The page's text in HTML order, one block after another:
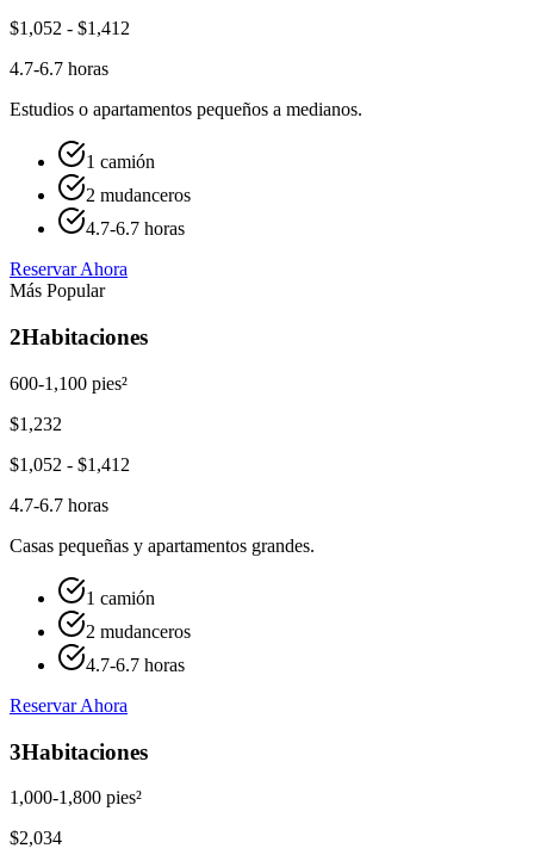
$1,052 - $1,412
4.7-6.7 horas
Estudios o apartamentos pequeños a medianos.
1 camión
2 mudanceros
4.7-6.7 horas
Reservar Ahora
Más Popular
2Habitaciones
600-1,100 pies²
$1,232
$1,052 - $1,412
4.7-6.7 horas
Casas pequeñas y apartamentos grandes.
1 camión
2 mudanceros
4.7-6.7 horas
Reservar Ahora
3Habitaciones
1,000-1,800 pies²
$2,034